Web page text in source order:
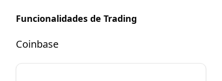
Funcionalidades de Trading
Coinbase